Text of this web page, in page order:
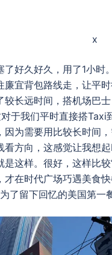
x
了好久好久，用了1小时
廉宜背包路线走，让平
较长远时间，搭机场巴
于我们平时直接搭Taxi
因为需要用比较长时间
看方向，这感觉让我想
是这样。很好，这样比较
在时代广场巧遇美食
了留下回忆的美国第一